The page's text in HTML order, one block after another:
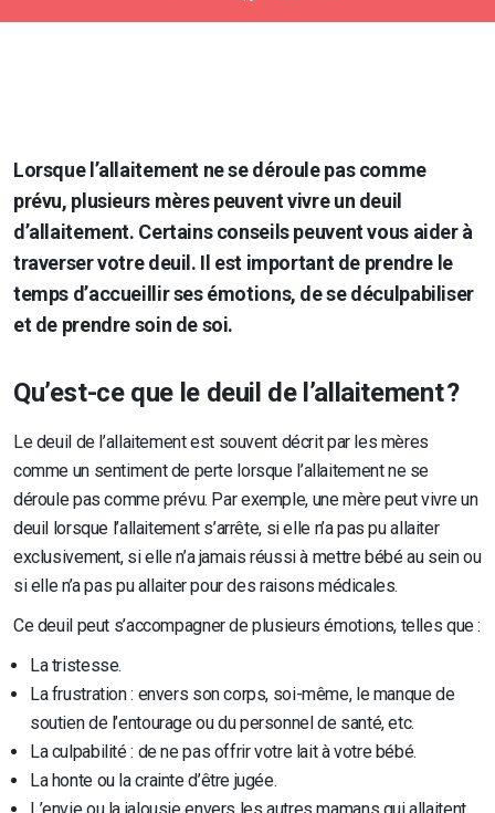
Lorsque l’allaitement ne se déroule pas comme
prévu, plusieurs mères peuvent vivre un deuil
d’allaitement. Certains conseils peuvent vous aider à
traverser votre deuil. Il est important de prendre le
temps d’accueillir ses émotions, de se déculpabiliser
et de prendre soin de soi.
Qu’est-ce que le deuil de l’allaitement ?
Le deuil de l’allaitement est souvent décrit par les mères
comme un sentiment de perte lorsque l’allaitement ne se
déroule pas comme prévu. Par exemple, une mère peut vivre un
deuil lorsque l’allaitement s’arrête, si elle n’a pas pu allaiter
exclusivement, si elle n’a jamais réussi à mettre bébé au sein ou
si elle n’a pas pu allaiter pour des raisons médicales.
Ce deuil peut s’accompagner de plusieurs émotions, telles que :
La tristesse.
La frustration : envers son corps, soi-même, le manque de
soutien de l’entourage ou du personnel de santé, etc.
La culpabilité : de ne pas offrir votre lait à votre bébé.
La honte ou la crainte d’être jugée.